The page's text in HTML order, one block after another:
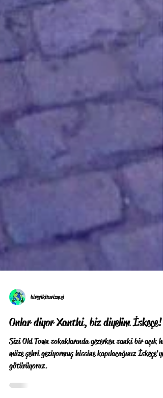
birevikiturizmci
Onlar diyor Xanthi, biz diyelim İskeçe!
Sizi Old Town sokaklarında gezerken sanki bir açık
müze şehri geziyormuş hissine kapılacağınız İskeçe'ye